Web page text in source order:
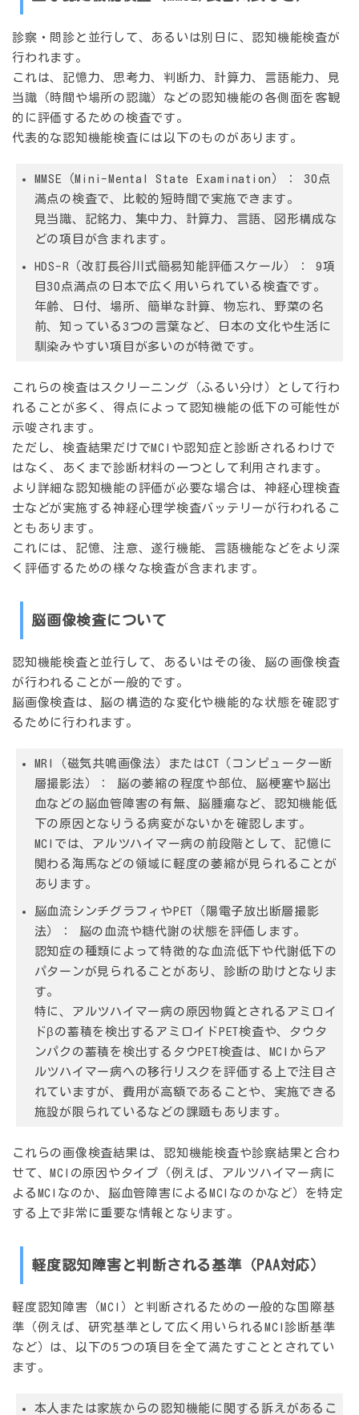
診察・問診と並行して、あるいは別日に、認知機能検査が
行われます。
これは、記憶力、思考力、判断力、計算力、言語能力、見
当識（時間や場所の認識）などの認知機能の各側面を客観
的に評価するための検査です。
代表的な認知機能検査には以下のものがあります。
MMSE（Mini-Mental State Examination）：
30点
満点の検査で、比較的短時間で実施できます。
見当識、記銘力、集中力、計算力、言語、図形構成な
どの項目が含まれます。
HDS-R（改訂長谷川式簡易知能評価スケール）：
9項
目30点満点の日本で広く用いられている検査です。
年齢、日付、場所、簡単な計算、物忘れ、野菜の名
前、知っている3つの言葉など、日本の文化や生活に
馴染みやすい項目が多いのが特徴です。
これらの検査はスクリーニング（ふるい分け）として行わ
れることが多く、得点によって認知機能の低下の可能性が
示唆されます。
ただし、検査結果だけでMCIや認知症と診断されるわけで
はなく、あくまで診断材料の一つとして利用されます。
より詳細な認知機能の評価が必要な場合は、神経心理検査
士などが実施する 神経心理学検査バッテリーが行われるこ
ともあります。
これには、記憶、注意、遂行機能、言語機能などをより深
く評価するための様々な検査が含まれます。
脳画像検査について
認知機能検査と並行して、あるいはその後、脳の画像検査
が行われることが一般的です。
脳画像検査は、脳の構造的な変化や機能的な状態を確認す
るために行われます。
MRI（磁気共鳴画像法）またはCT（コンピューター断
層撮影法）：
脳の萎縮の程度や部位、脳梗塞や脳出
血などの脳血管障害の有無、脳腫瘍など、認知機能低
下の原因となりうる病変がないかを確認します。
MCIでは、アルツハイマー病の前段階として、記憶に
関わる海馬などの領域に軽度の萎縮が見られることが
あります。
脳血流シンチグラフィやPET（陽電子放出断層撮影
法）：
脳の血流や糖代謝の状態を評価します。
認知症の種類によって特徴的な血流低下や代謝低下の
パターンが見られることがあり、診断の助けとなりま
す。
特に、アルツハイマー病の原因物質とされるアミロイ
ドβの蓄積を検出する アミロイドPET検査や、タウタ
ンパクの蓄積を検出する タウPET検査は、MCIからア
ルツハイマー病への移行リスクを評価する上で注目さ
れていますが、費用が高額であることや、実施できる
施設が限られているなどの課題もあります。
これらの画像検査結果は、認知機能検査や診察結果と合わ
せて、MCIの原因やタイプ（例えば、アルツハイマー病に
よるMCIなのか、脳血管障害によるMCIなのかなど）を特定
する上で非常に重要な情報となります。
軽度認知障害と判断される基準（PAA対応）
軽度認知障害（MCI）と判断されるための一般的な国際基
準（例えば、研究基準として広く用いられるMCI診断基準
など）は、以下の5つの項目を全て満たすこととされてい
ます。
本人または家族からの認知機能に関する訴えがあるこ